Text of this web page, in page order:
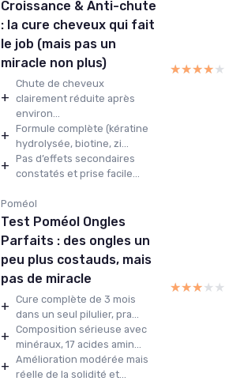
Croissance & Anti-chute
: la cure cheveux qui fait
le job (mais pas un
miracle non plus)
+
Chute de cheveux
clairement réduite après
environ...
+ Formule complète (kératine
hydrolysée, biotine, zi...
+ Pas d’effets secondaires
constatés et prise facile...
★★★★★
★★★★★
Poméol
Test Poméol Ongles
Parfaits : des ongles un
peu plus costauds, mais
pas de miracle
+ Cure complète de 3 mois
dans un seul pilulier, pra...
+ Composition sérieuse avec
minéraux, 17 acides amin...
+ Amélioration modérée mais
réelle de la solidité et...
★★★★★
★★★★★